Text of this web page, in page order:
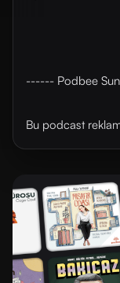
------ Podbee
Bu podcast